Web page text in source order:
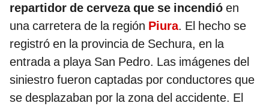
repartidor de cerveza que se incendió en
una carretera de la región Piura. El hecho se
registró en la provincia de Sechura, en la
entrada a playa San Pedro. Las imágenes del
siniestro fueron captadas por conductores que
se desplazaban por la zona del accidente. El